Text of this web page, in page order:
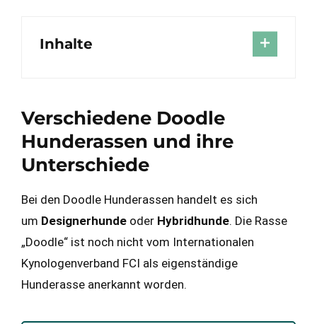
Inhalte
Verschiedene Doodle
Hunderassen und ihre
Unterschiede
Bei den Doodle Hunderassen handelt es sich
um Designerhunde oder Hybridhunde. Die Rasse
„Doodle“ ist noch nicht vom Internationalen
Kynologenverband FCI als eigenständige
Hunderasse anerkannt worden.